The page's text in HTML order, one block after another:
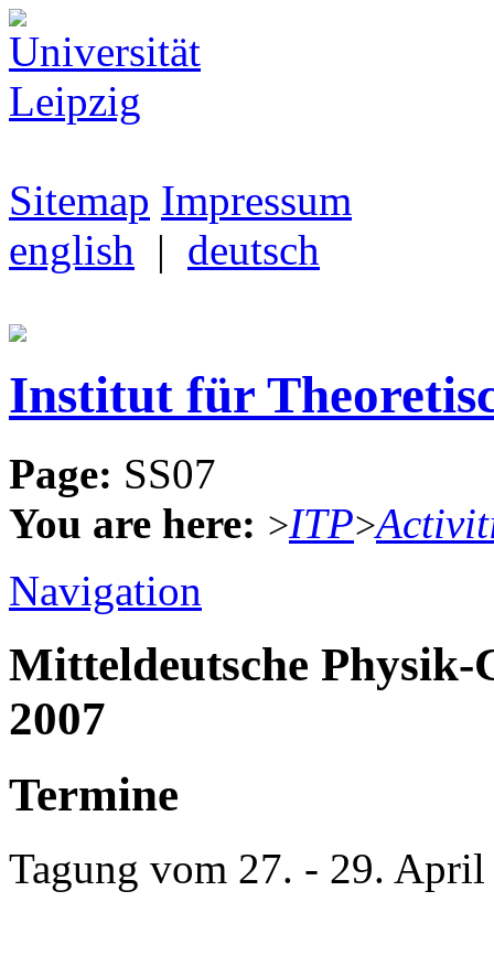
Sitemap Impressum
english | deutsch
Institut für
Page: SS07
You are here: >ITP>
Navigation
Mitteldeutsche Physik-
2007
Termine
Tagung vom 27. - 29.